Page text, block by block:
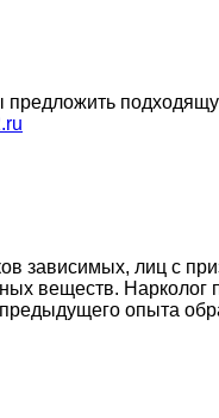
предложить
зависимых, лиц с
веществ. Нарколог
опыта